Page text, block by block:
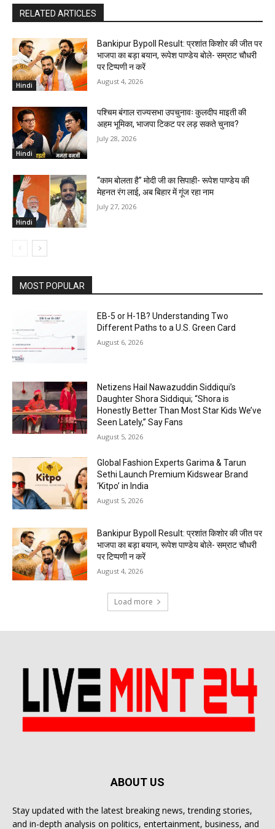
RELATED ARTICLES
Hindi
Bankipur Bypoll Result: प्रशांत किशोर की जीत पर
भाजपा का बड़ा बयान, रूपेश पाण्डेय बोले- सम्राट चौधरी
पर टिप्पणी न करें
August 4, 2026
Hindi
पश्चिम बंगाल राज्यसभा उपचुनावः कुलदीप माइती की
अहम भूमिका, भाजपा टिकट पर लड़ सकते चुनाव?
July 28, 2026
Hindi
“काम बोलता है” मोदी जी का सिपाही- रूपेश पाण्डेय की
मेहनत रंग लाई, अब बिहार में गूंज रहा नाम
July 27, 2026
MOST POPULAR
EB-5 or H-1B? Understanding Two
Different Paths to a U.S. Green Card
August 6, 2026
Netizens Hail Nawazuddin Siddiqui’s
Daughter Shora Siddiqui; “Shora is
Honestly Better Than Most Star Kids We’ve
Seen Lately,” Say Fans
August 5, 2026
Global Fashion Experts Garima & Tarun
Sethi Launch Premium Kidswear Brand
‘Kitpo’ in India
August 5, 2026
Bankipur Bypoll Result: प्रशांत किशोर की जीत पर
भाजपा का बड़ा बयान, रूपेश पाण्डेय बोले- सम्राट चौधरी
पर टिप्पणी न करें
August 4, 2026
Load more
ABOUT US
Stay updated with the latest breaking news, trending stories,
and in-depth analysis on politics, entertainment, business, and